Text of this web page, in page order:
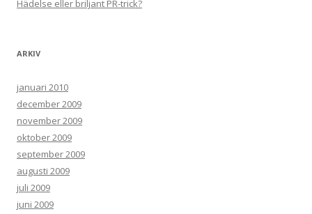
Hädelse eller briljant PR-trick?
ARKIV
januari 2010
december 2009
november 2009
oktober 2009
september 2009
augusti 2009
juli 2009
juni 2009